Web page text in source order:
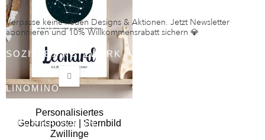
Personalisiertes
Geburtsposter | Sternbild
Zwillinge
Verpasse keine neuen Designs & Aktionen. Jetzt Newsletter
abonnieren und 10% Willkommensrabatt sichern 💎
SOZIALES NETZWERK
LINOMINO
INFORMATIONEN